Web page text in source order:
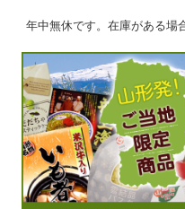
年中無休です。在庫がある場